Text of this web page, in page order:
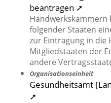
beantragen ➚
Handwerkskammern
folgender Staaten
zur Eintragung in die
Mitgliedstaaten der
andere
Organisationseinheit
Gesundheitsamt
➚